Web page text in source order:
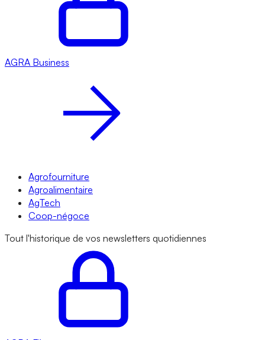
AGRA Business
Agrofourniture
Agroalimentaire
AgTech
Coop-négoce
Tout l'historique de vos newsletters quotidiennes